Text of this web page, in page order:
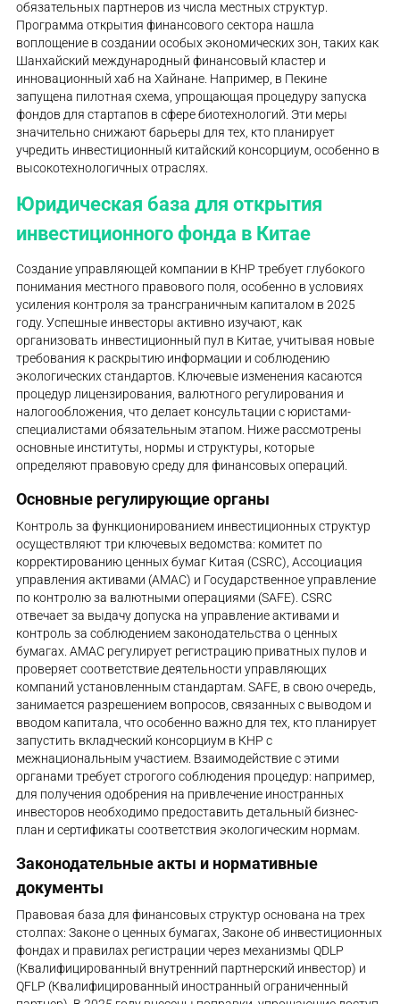
обязательных партнеров из числа местных структур.
Программа открытия финансового сектора нашла
воплощение в создании особых экономических зон, таких как
Шанхайский международный финансовый кластер и
инновационный хаб на Хайнане. Например, в Пекине
запущена пилотная схема, упрощающая процедуру запуска
фондов для стартапов в сфере биотехнологий. Эти меры
значительно снижают барьеры для тех, кто планирует
учредить инвестиционный китайский консорциум, особенно в
высокотехнологичных отраслях.
Юридическая база для открытия
инвестиционного фонда в Китае
Создание управляющей компании в КНР требует глубокого
понимания местного правового поля, особенно в условиях
усиления контроля за трансграничным капиталом в 2025
году. Успешные инвесторы активно изучают, как
организовать инвестиционный пул в Китае, учитывая новые
требования к раскрытию информации и соблюдению
экологических стандартов. Ключевые изменения касаются
процедур лицензирования, валютного регулирования и
налогообложения, что делает консультации с юристами-
специалистами обязательным этапом. Ниже рассмотрены
основные институты, нормы и структуры, которые
определяют правовую среду для финансовых операций.
Основные регулирующие органы
Контроль за функционированием инвестиционных структур
осуществляют три ключевых ведомства: комитет по
корректированию ценных бумаг Китая (CSRC), Ассоциация
управления активами (AMAC) и Государственное управление
по контролю за валютными операциями (SAFE). CSRC
отвечает за выдачу допуска на управление активами и
контроль за соблюдением законодательства о ценных
бумагах. AMAC регулирует регистрацию приватных пулов и
проверяет соответствие деятельности управляющих
компаний установленным стандартам. SAFE, в свою очередь,
занимается разрешением вопросов, связанных с выводом и
вводом капитала, что особенно важно для тех, кто планирует
запустить вкладческий консорциум в КНР с
межнациональным участием. Взаимодействие с этими
органами требует строгого соблюдения процедур: например,
для получения одобрения на привлечение иностранных
инвесторов необходимо предоставить детальный бизнес-
план и сертификаты соответствия экологическим нормам.
Законодательные акты и нормативные
документы
Правовая база для финансовых структур основана на трех
столпах: Законе о ценных бумагах, Законе об инвестиционных
фондах и правилах регистрации через механизмы QDLP
(Квалифицированный внутренний партнерский инвестор) и
QFLP (Квалифицированный иностранный ограниченный